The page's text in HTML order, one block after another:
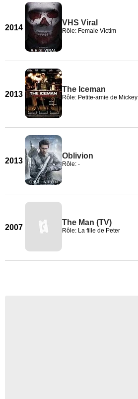
2014
VHS Viral
Rôle: Female Victim
2013
The Iceman
Rôle: Petite-amie de Mickey
2013
Oblivion
Rôle: -
2007
The Man (TV)
Rôle: La fille de Peter